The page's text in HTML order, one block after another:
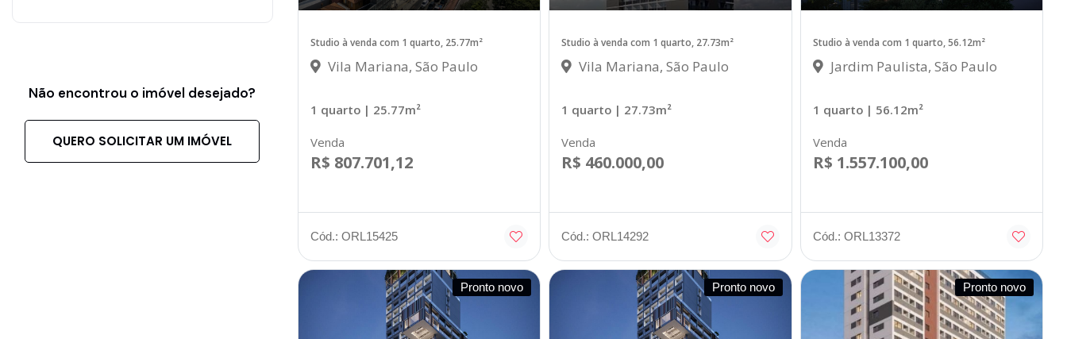
Não encontrou o imóvel desejado?
QUERO SOLICITAR UM IMÓVEL
Studio à venda com 1 quarto, 25.77m²
Vila Mariana, São Paulo
1 quarto | 25.77m²
Venda
R$ 807.701,12
Cód.: ORL15425
Studio à venda com 1 quarto, 27.73m²
Vila Mariana, São Paulo
1 quarto | 27.73m²
Venda
R$ 460.000,00
Cód.: ORL14292
Studio à venda com 1 quarto, 56.12m²
Jardim Paulista, São Paulo
1 quarto | 56.12m²
Venda
R$ 1.557.100,00
Cód.: ORL13372
Pronto novo Pronto novo Pronto novo